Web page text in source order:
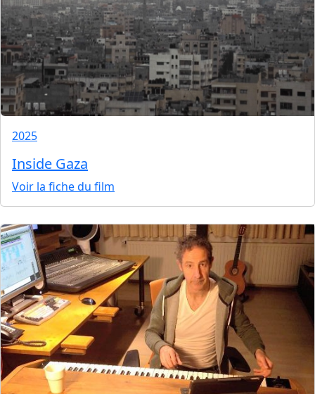
2025
Inside Gaza
Voir la fiche du film